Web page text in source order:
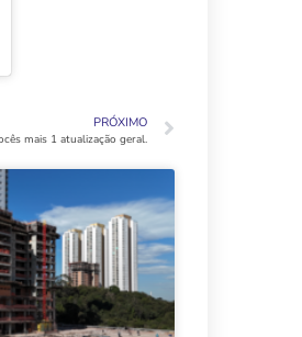
PRÓXIMO
mais 1 atualização geral.